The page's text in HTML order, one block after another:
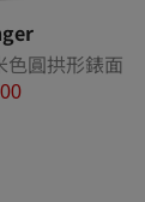
色圓拱形錶面